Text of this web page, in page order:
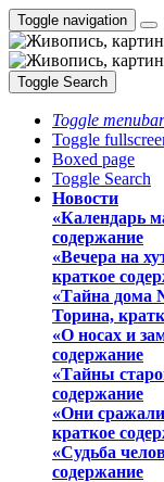
Toggle navigation
Toggle Search
Toggle menubar
Toggle
Boxed page
Toggle Search
Новости
«Календарь
содержание
«Вечера на
краткое
«Тайна дома
Торина,
«О носах и
содержание
«Тайны
содержание
«Они
краткое
«Судьба
содержание